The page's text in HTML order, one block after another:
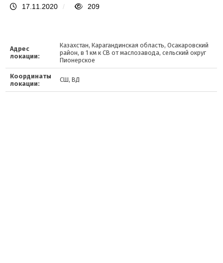
17.11.2020 / 209
Адрес
локации:
Казахстан, Карагандинская область, Осакаровский
район, в 1 км к СВ от маслозавода, сельский округ
Пионерское
Координаты
локации:
СШ, ВД